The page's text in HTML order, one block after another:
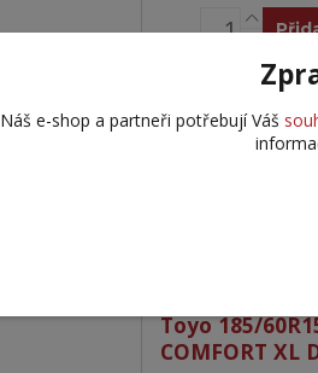
Toyo 185/
COMFORT XL
Náš e-shop a partneři potřebují Váš